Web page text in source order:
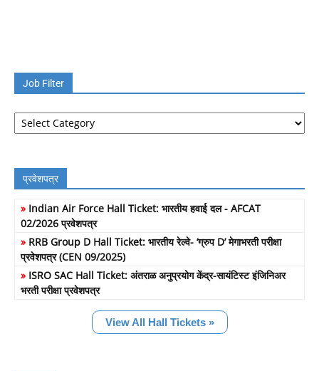
Job Filter
Job
Filter
प्रवेशपत्र
» Indian Air Force Hall Ticket: भारतीय हवाई दल - AFCAT
02/2026 प्रवेशपत्र
» RRB Group D Hall Ticket: भारतीय रेल्वे- ‘ग्रुप D’ मेगाभरती परीक्षा
प्रवेशपत्र (CEN 09/2025)
» ISRO SAC Hall Ticket: अंतराळ अनुप्रयोग केंद्र-सायंटिस्ट इंजिनिअर
भरती परीक्षा प्रवेशपत्र
View All Hall Tickets »